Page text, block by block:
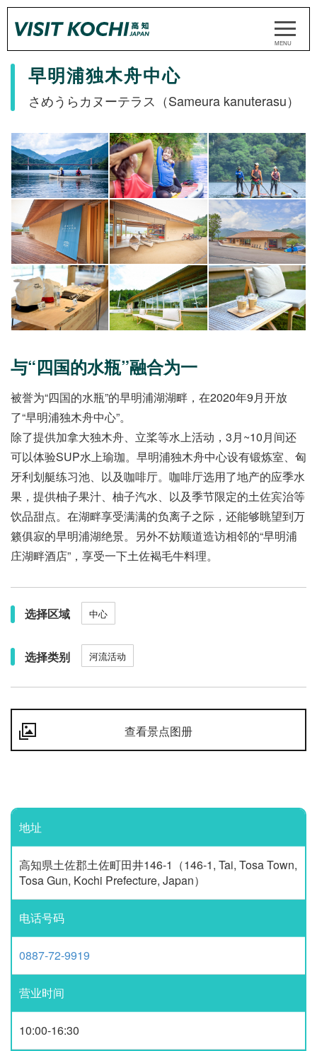
早明浦独木舟中心
さめうらカヌーテラス（Sameura kanuterasu）
与“四国的水瓶”融合为一
被誉为“四国的水瓶”的早明浦湖湖畔，在2020年9月开放
了“早明浦独木舟中心”。
除了提供加拿大独木舟、立桨等水上活动，3月~10月间还
可以体验SUP水上瑜珈。早明浦独木舟中心设有锻炼室、匈
牙利划艇练习池、以及咖啡厅。咖啡厅选用了地产的应季水
果，提供柚子果汁、柚子汽水、以及季节限定的土佐宾治等
饮品甜点。在湖畔享受满满的负离子之际，还能够眺望到万
籁俱寂的早明浦湖绝景。另外不妨顺道造访相邻的“早明浦
庄湖畔酒店”，享受一下土佐褐毛牛料理。
选择区域 中心
选择类别 河流活动
查看景点图册
地址
高知県土佐郡土佐町田井146-1（146-1, Tai, Tosa Town,
Tosa Gun, Kochi Prefecture, Japan）
电话号码
0887-72-9919
营业时间
10:00-16:30